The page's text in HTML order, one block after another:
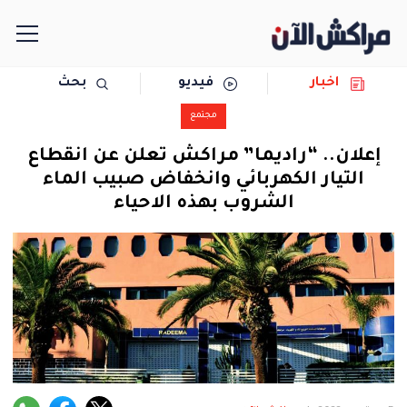
سياسة
رياضة
حوادث
دولية
المرأة
اخبار فيديو بحث
مجتمع
إعلان.. “راديما” مراكش تعلن عن انقطاع
التيار الكهربائي وانخفاض صبيب الماء
الشروب بهذه الاحياء